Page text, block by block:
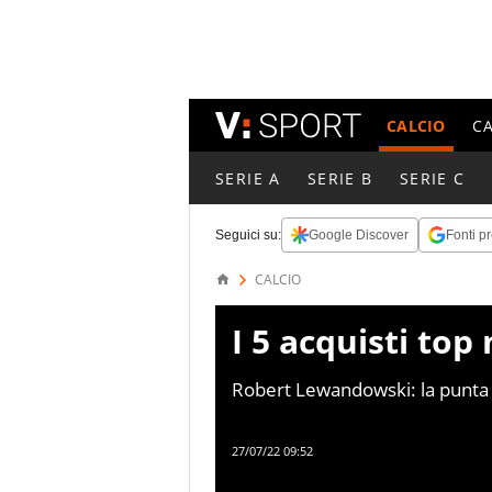
CALCIO
SERIE A SERIE B SERIE C
Seguici su: Google Discover Fonti
CALCIO
I 5 acquisti top
Robert Lewandowski: la
27/07/22 09:52